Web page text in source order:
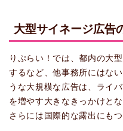
大型サイネージ広告
りぷらい！では、都内の大
するなど、他事務所にはな
うな大規模な広告は、ライ
を増やす大きなきっかけと
さらには国際的な露出にもつ